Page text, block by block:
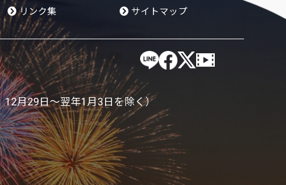
リンク集 サイトマップ
12月29日～翌年1月3日を除く）